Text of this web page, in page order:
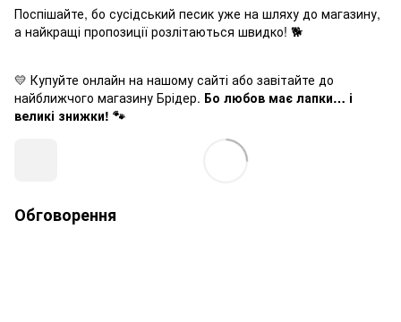
Поспішайте, бо сусідський песик уже на шляху до магазину,
а найкращі пропозиції розлітаються швидко! 🐕
💛 Купуйте онлайн на нашому сайті або завітайте до
найближчого магазину Брідер. Бо любов має лапки… і
великі знижки! 🐾
Обговорення